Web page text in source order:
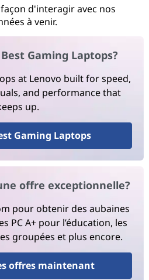
d'interagir avec nos
à venir.
Gaming Laptops?
at Lenovo built for speed,
and performance that
up.
Gaming Laptops
offre exceptionnelle?
pour obtenir des aubaines
PC A+ pour l’éducation, les
groupées et plus encore.
offres maintenant